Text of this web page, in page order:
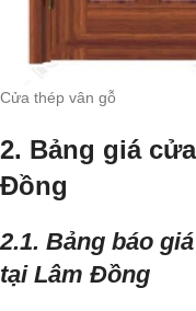
Cửa thép vân gỗ
2. Bảng giá
Đồng
2.1. Bảng báo
tại Lâm Đồng